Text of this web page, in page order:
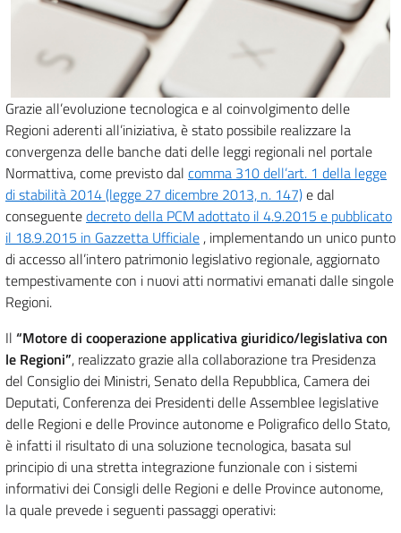
Grazie all’evoluzione tecnologica e al coinvolgimento delle
Regioni aderenti all’iniziativa, è stato possibile realizzare la
convergenza delle banche dati delle leggi regionali nel portale
Normattiva, come previsto dal comma 310 dell’art. 1 della legge
di stabilità 2014 (legge 27 dicembre 2013, n. 147)e dal
conseguentedecreto della PCM adottato il 4.9.2015 e pubblicato
il 18.9.2015 in Gazzetta Ufficiale , implementando un unico punto
di accesso all’intero patrimonio legislativo regionale, aggiornato
tempestivamente con i nuovi atti normativi emanati dalle singole
Regioni.
Il “Motore di cooperazione applicativa giuridico/legislativa con
le Regioni”, realizzato grazie alla collaborazione tra Presidenza
del Consiglio dei Ministri, Senato della Repubblica, Camera dei
Deputati, Conferenza dei Presidenti delle Assemblee legislative
delle Regioni e delle Province autonome e Poligrafico dello Stato,
è infatti il risultato di una soluzione tecnologica, basata sul
principio di una stretta integrazione funzionale con i sistemi
informativi dei Consigli delle Regioni e delle Province autonome,
la quale prevede i seguenti passaggi operativi: